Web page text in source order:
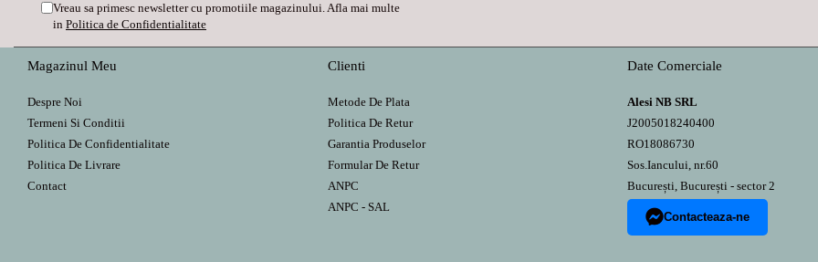
Vreau sa primesc newsletter cu promotiile magazinului. Afla mai multe
in Politica de Confidentialitate
Magazinul Meu
Despre Noi
Termeni Si Conditii
Politica De Confidentialitate
Politica De Livrare
Contact
Clienti
Metode De Plata
Politica De Retur
Garantia Produselor
Formular De Retur
ANPC
ANPC - SAL
Date Comerciale
Alesi NB SRL
J2005018240400
RO18086730
Sos.Iancului, nr.60
București, București - sector 2
Contacteaza-ne